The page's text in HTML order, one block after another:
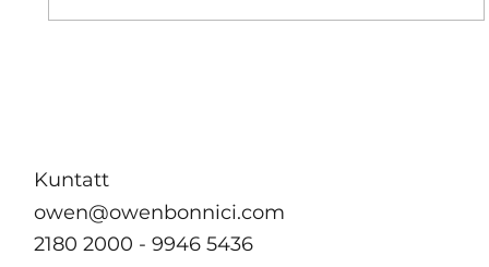
Kuntatt
owen@owenbonnici.com
2180 2000 - 9946 5436